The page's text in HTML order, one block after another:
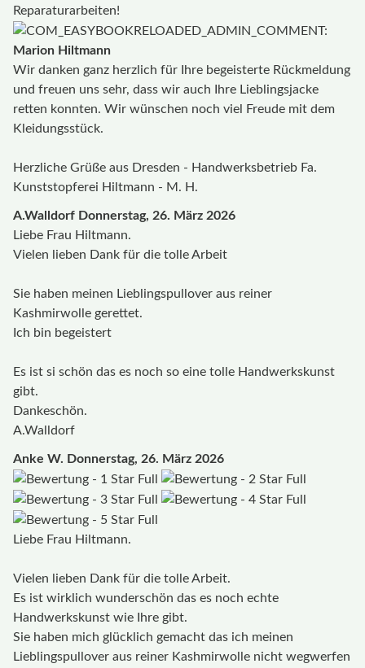
Reparaturarbeiten!
Marion Hiltmann
Wir danken ganz herzlich für Ihre begeisterte Rückmeldung
und freuen uns sehr, dass wir auch Ihre Lieblingsjacke
retten konnten. Wir wünschen noch viel Freude mit dem
Kleidungsstück.
Herzliche Grüße aus Dresden - Handwerksbetrieb Fa.
Kunststopferei Hiltmann - M. H.
A.Walldorf Donnerstag, 26. März 2026
Liebe Frau Hiltmann.
Vielen lieben Dank für die tolle Arbeit
Sie haben meinen Lieblingspullover aus reiner
Kashmirwolle gerettet.
Ich bin begeistert
Es ist si schön das es noch so eine tolle Handwerkskunst
gibt.
Dankeschön.
A.Walldorf
Anke W. Donnerstag, 26. März 2026
Liebe Frau Hiltmann.
Vielen lieben Dank für die tolle Arbeit.
Es ist wirklich wunderschön das es noch echte
Handwerkskunst wie Ihre gibt.
Sie haben mich glücklich gemacht das ich meinen
Lieblingspullover aus reiner Kashmirwolle nicht wegwerfen